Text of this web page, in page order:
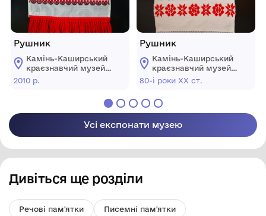
Рушник
Камінь-Каширський
краєзнавчий музей
Камінь-Каширської
міської ради
2010 р.
Рушник
Камінь-Каширський
краєзнавчий музей
Камінь-Каширської
міської ради
80-і роки ХХ ст.
Усі експонати музею
Дивіться ще розділи
Речові пам'ятки Писемні пам'ятки